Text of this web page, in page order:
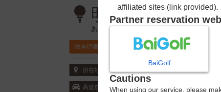
明智ゴルフ倶
あけちごるふくらぶ かしおごるふじょう
総合評価 4.2 ポイント利用可
所在地 〒509-0307 岐阜県 加茂郡川辺町鹿塩字白
高速道 東海環状自動車道・美濃加茂 5km以内
affiliated sites (link provided).
Partner reservation
BaiGolf
Cautions
When using our service, please